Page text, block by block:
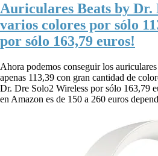
Auriculares Beats by Dr.
varios colores por sólo
por sólo 163,79 euros!
Ahora podemos conseguir los
apenas 113,39 con gran cantidad de
Dr. Dre Solo2 Wireless por sólo 163,79
en Amazon es de 150 a 260 euros